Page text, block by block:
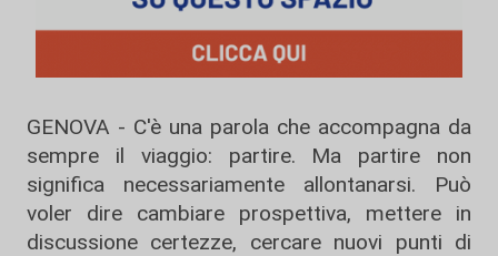
GENOVA - C'è una parola che accompagna da
sempre il viaggio: partire. Ma partire non
significa necessariamente allontanarsi. Può
voler dire cambiare prospettiva, mettere in
discussione certezze, cercare nuovi punti di